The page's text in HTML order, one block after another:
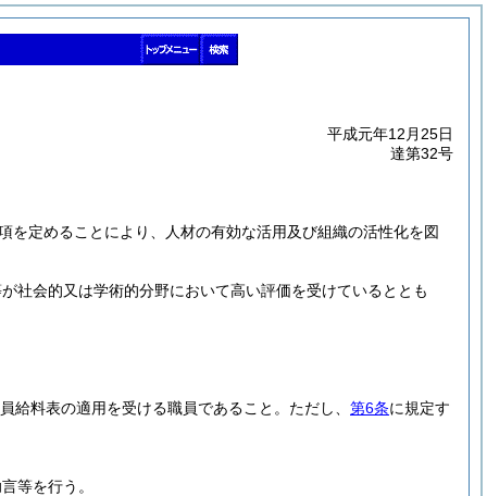
平成元年12月25日
達第32号
を定めることにより、人材の有効な活用及び組織の活性化を図
社会的又は学術的分野において高い評価を受けているととも
給料表の適用を受ける職員であること。 ただし、 第6条に規定す
等を行う。